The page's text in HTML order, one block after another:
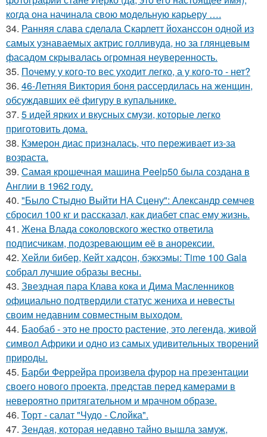
когда она начинала свою модельную карьеру ….
34. Ранняя слава сделала Скарлетт йоханссон одной из
самых узнаваемых актрис голливуда, но за глянцевым
фасадом скрывалась огромная неуверенность.
35. Почему у кого-то вес уходит легко, а у кого-то - нет?
36. 46-Летняя Виктория боня рассердилась на женщин,
обсуждавших её фигуру в купальнике.
37. 5 идей ярких и вкусных смузи, которые легко
приготовить дома.
38. Кэмерон диас призналась, что переживает из-за
возраста.
39. Самая крошечная машинa Peelp50 была созданa в
Англии в 1962 году.
40. "Было Стыдно Выйти НА Сцену": Александр семчев
сбросил 100 кг и рассказал, как диабет спас ему жизнь.
41. Жена Влада соколовского жестко ответила
подписчикам, подозревающим её в анорексии.
42. Хейли бибер, Кейт хадсон, бэкхэмы: Time 100 Gala
собрал лучшие образы весны.
43. Звездная пара Клава кока и Дима Масленников
официально подтвердили статус жениха и невесты
своим недавним совместным выходом.
44. Баобаб - это не просто растение, это легенда, живой
символ Африки и одно из самых удивительных творений
природы.
45. Барби Феррейра произвела фурор на презентации
своего нового проекта, представ перед камерами в
невероятно притягательном и мрачном образе.
46. Торт - салат "Чудо - Слойка".
47. Зендая, которая недавно тайно вышла замуж,